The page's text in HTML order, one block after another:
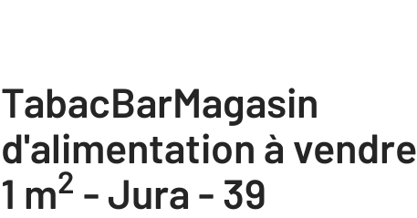
TabacBarMagasin
d'alimentation à vendre
1 m2 - Jura - 39